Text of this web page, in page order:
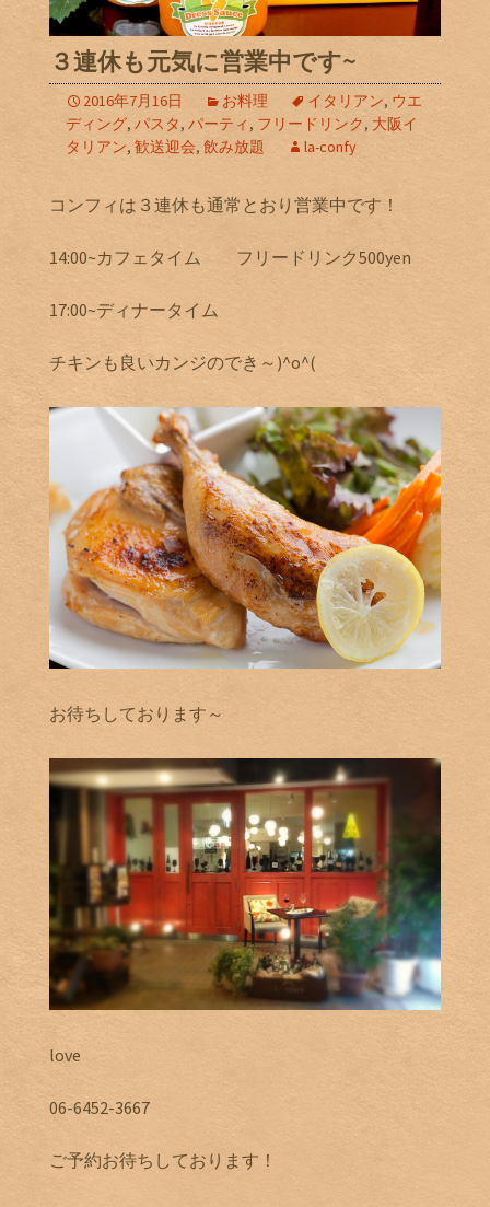
３連休も元気に営業中です~
2016年7月16日 お料理 イタリアン, ウエ
ディング, パスタ, パーティ , フリードリンク, 大阪イ
タリアン, 歓送迎会, 飲み放題 la-confy
コンフィは３連休も通常とおり営業中です！
14:00~カフェタイム フリードリンク500yen
17:00~ディナータイム
チキンも良いカンジのでき～)^o^(
お待ちしております～
love
06-6452-3667
ご予約お待ちしております！